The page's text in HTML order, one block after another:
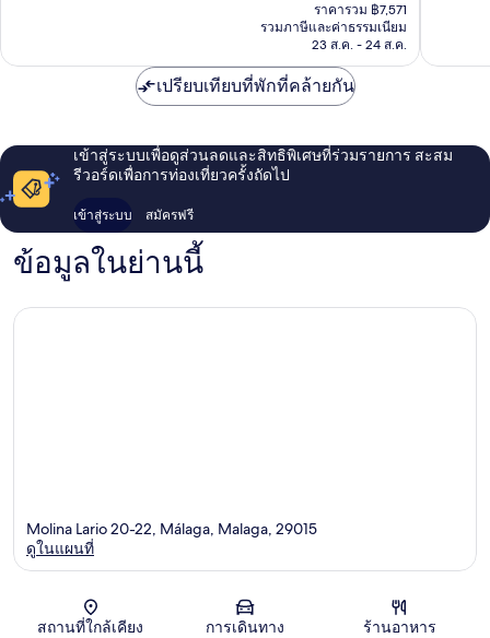
รีวิว
คือ
฿6,883
ราคารวม ฿7,571
รวมภาษีและค่าธรรมเนียม
23 ส.ค. - 24 ส.ค.
รีวิว
เปรียบเทียบที่พักที่คล้ายกัน
เข้าสู่ระบบเพื่อดูส่วนลดและสิทธิพิเศษที่ร่วมรายการ สะสม
รีวอร์ดเพื่อการท่องเที่ยวครั้งถัดไป
เข้าสู่ระบบ สมัครฟรี
ข้อมูลในย่านนี้
แผนที่
Molina Lario 20-22, Málaga, Malaga, 29015
ดูในแผนที่
สถานที่ใกล้เคียง การเดินทาง ร้านอาหาร